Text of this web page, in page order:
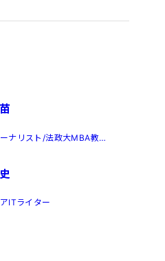
ナリスト/法政大MBA教
ITライター